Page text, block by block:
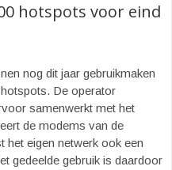
hotspots voor eind
nog dit jaar gebruikmaken
De operator
samenwerkt met het
de modems van de
het eigen netwerk ook een
gedeelde gebruik is daardoor